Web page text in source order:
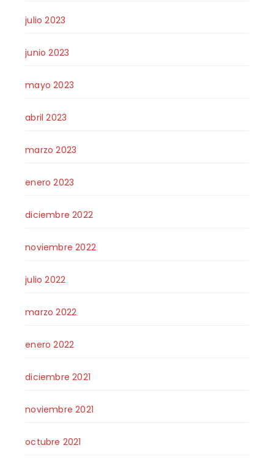
julio 2023
junio 2023
mayo 2023
abril 2023
marzo 2023
enero 2023
diciembre 2022
noviembre 2022
julio 2022
marzo 2022
enero 2022
diciembre 2021
noviembre 2021
octubre 2021